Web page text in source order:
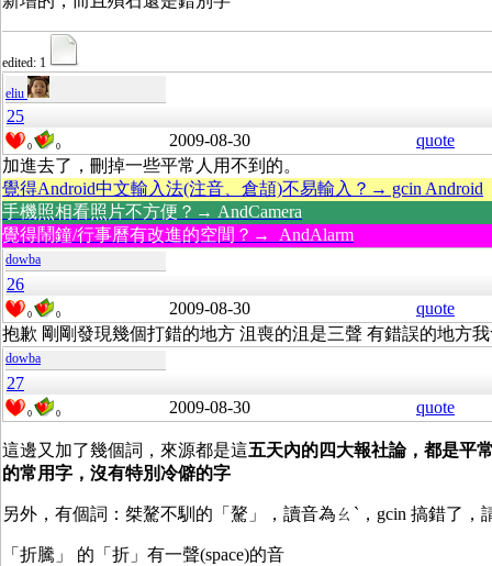
edited: 1
eliu
25
0 0 2009-08-30
quote
加進去了，刪掉一些平常人用不到的。
覺得Android中文輸入法(注音、倉頡)不易輸入？→ gcin Android
手機照相看照片不方便？→ AndCamera
覺得鬧鐘/行事曆有改進的空間？→ AndAlarm
dowba
26
0 0 2009-08-30
quote
抱歉 剛剛發現幾個打錯的地方 沮喪的沮是三聲 有錯誤的地方
dowba
27
0 0 2009-08-30 quote
這邊又加了幾個詞，來源都是這五天內的四大報社論，都是平
的常用字，沒有特別冷僻的字
另外，有個詞 ：桀驁不馴的「驁」，讀音為ㄠˋ，gcin 搞錯了，
「折騰」 的「折」有一聲(space)的音